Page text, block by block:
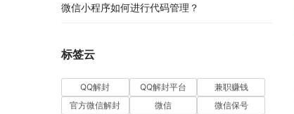
微信小程序如何进行代码管理？
标签云
QQ解封 QQ解封平台
兼职赚钱
官方微信解封
微信
微信保号